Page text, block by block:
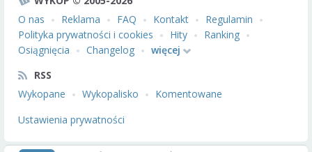
O nas
Reklama FAQ Kontakt
Regulamin
Polityka prywatności i cookies
Hity
Ranking
Osiągnięcia
Changelog
więcej
RSS
Wykopane
Wykopalisko
Komentowane
Ustawienia prywatności